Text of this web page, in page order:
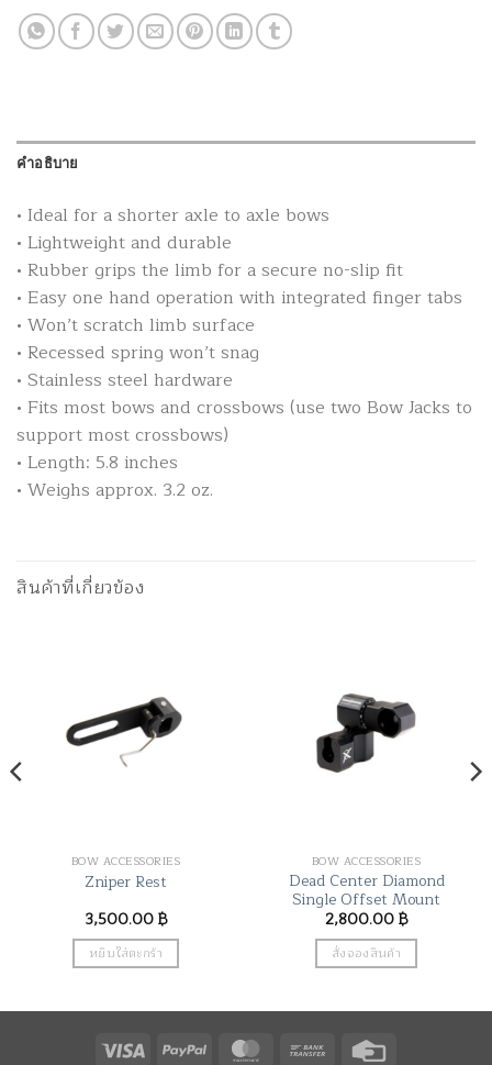
คำอธิบาย
• Ideal for a shorter axle to axle bows
• Lightweight and durable
• Rubber grips the limb for a secure no-slip fit
• Easy one hand operation with integrated finger tabs
• Won’t scratch limb surface
• Recessed spring won’t snag
• Stainless steel hardware
• Fits most bows and crossbows (use two Bow Jacks to
support most crossbows)
• Length: 5.8 inches
• Weighs approx. 3.2 oz.
สินค้าที่เกี่ยวข้อง
BOW ACCESSORIES
Zniper Rest
3,500.00฿
หยิบใส่ตะกร้า
BOW ACCESSORIES
Dead Center Diamond
Single Offset Mount
2,800.00฿
สั่งจองสินค้า
Visa PayPal MasterCardBank